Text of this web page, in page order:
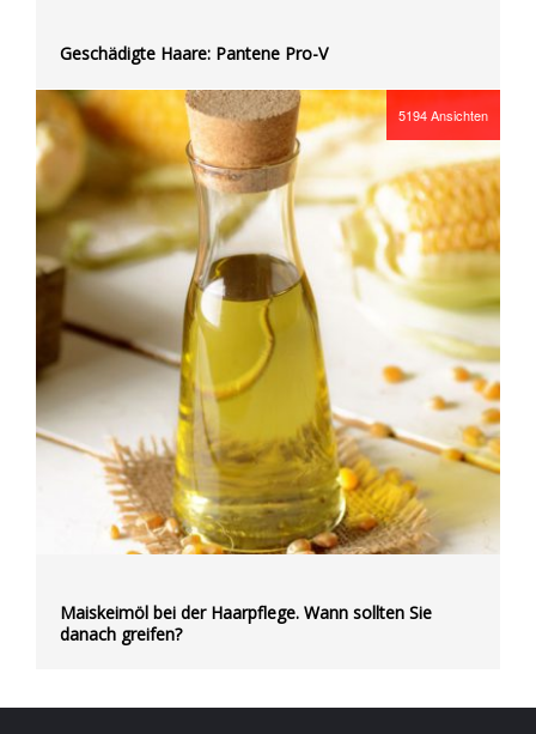
Geschädigte Haare: Pantene Pro-V
5194Ansichten
Maiskeimöl bei der Haarpflege. Wann sollten Sie
danach greifen?